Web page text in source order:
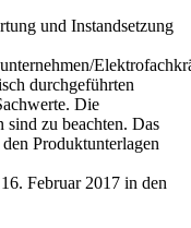
und Instandsetzung
durchgeführten
Die
sind zu beachten. Das
Produktunterlagen
Februar 2017 in den